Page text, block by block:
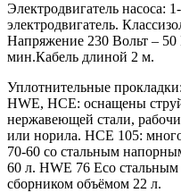
Электродвигатель насоса:
электродвигатель.
Напряжение 230 Вольт – 50
мин.Кабель длиной 2 м.
Уплотнительные
HWE, HCE: оснащены
нержавеющей стали,
или норила. HCE 105:
70-60 со стальным
60 л. HWE 76 Есо
сборником объёмом 22 л.